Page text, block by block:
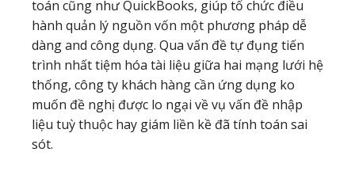
toán cũng như QuickBooks, giúp tổ chức điều
hành quản lý nguồn vốn một phương pháp dễ
dàng and công dụng. Qua vấn đề tự đụng tiến
trình nhất tiệm hóa tài liệu giữa hai mạng lưới hệ
thống, công ty khách hàng cần ứng dụng ko
muốn đề nghị được lo ngại về vụ vấn đề nhập
liệu tuỳ thuộc hay giám liền kề đã tính toán sai
sót.